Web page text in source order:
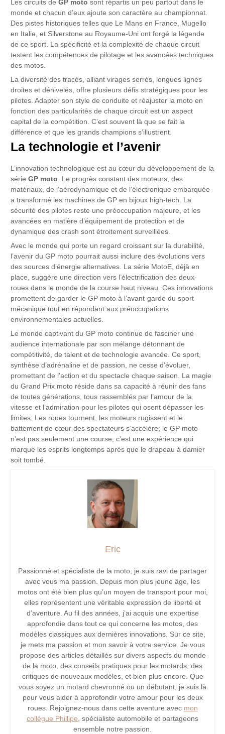
Les circuits deGP moto sont répartis un peu partout dans le
monde et chacun d’eux ajoute son caractère au championnat.
Des pistes historiques telles que Le Mans en France, Mugello
en Italie, et Silverstone au Royaume-Uni ont forgé la légende
de ce sport. La spécificité et la complexité de chaque circuit
testent les compétences de pilotage et les avancées techniques
des motos.
La diversité des tracés, alliant virages serrés, longues lignes
droites et dénivelés, offre plusieurs défis stratégiques pour les
pilotes. Adapter son style de conduite et réajuster la moto en
fonction des particularités de chaque circuit est un aspect
capital de la compétition. C’est souvent là que se fait la
différence et que les grands champions s’illustrent.
La technologie et l’avenir
L’innovation technologique est au cœur du développement de la
sérieGP moto. Le progrès constant des moteurs, des
matériaux, de l’aérodynamique et de l’électronique embarquée
a transformé les machines de GP en bijoux high-tech. La
sécurité des pilotes reste une préoccupation majeure, et les
avancées en matière d’équipement de protection et de
dynamique des crash sont étroitement surveillées.
Avec le monde qui porte un regard croissant sur la durabilité,
l’avenir du GP moto pourrait aussi inclure des évolutions vers
des sources d’énergie alternatives. La série MotoE, déjà en
place, suggère une direction vers l’électrification des deux-
roues dans le monde de la course haut niveau. Ces innovations
promettent de garder le GP moto à l’avant-garde du sport
mécanique tout en répondant aux préoccupations
environnementales actuelles.
Le monde captivant du GP moto continue de fasciner une
audience internationale par son mélange détonnant de
compétitivité, de talent et de technologie avancée. Ce sport,
synthèse d’adrénaline et de passion, ne cesse d’évoluer,
promettant de l’action et du spectacle chaque saison. La magie
du Grand Prix moto réside dans sa capacité à réunir des fans
de toutes générations, tous rassemblés par l’amour de la
vitesse et l’admiration pour les pilotes qui osent dépasser les
limites. Les roues tournent, les moteurs rugissent et le
battement de cœur des spectateurs s’accélère; le GP moto
n’est pas seulement une course, c’est une expérience qui
marque les esprits longtemps après que le drapeau à damier
soit tombé.
Eric
Passionné et spécialiste de la moto, je suis ravi de partager
avec vous ma passion. Depuis mon plus jeune âge, les
motos ont été bien plus qu’un moyen de transport pour moi,
elles représentent une véritable expression de liberté et
d’aventure. Au fil des années, j’ai acquis une expertise
approfondie dans tout ce qui concerne les motos, des
modèles classiques aux dernières innovations. Sur ce site,
je mets ma passion et mon savoir à votre service. Je vous
propose des articles détaillés sur divers aspects du monde
de la moto, des conseils pratiques pour les motards, des
critiques de nouveaux modèles, et bien plus encore. Que
vous soyez un motard chevronné ou un débutant, je suis là
pour vous aider à approfondir votre amour pour les deux
roues. Rejoignez-nous dans cette aventure avec mon
collègue Phillipe, spécialiste automobile et partageons
ensemble notre passion.